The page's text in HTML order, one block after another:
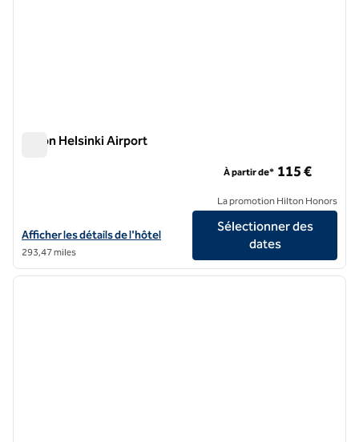
Hilton Helsinki Airport
Afficher les détails de l'hôtel Hilton Helsinki Airport
Afficher les détails de l'hôtel
293,47 miles
À partir de* 115 €
La promotion Hilton Honors
Sélectionner des
dates
1/12
1 sur 12